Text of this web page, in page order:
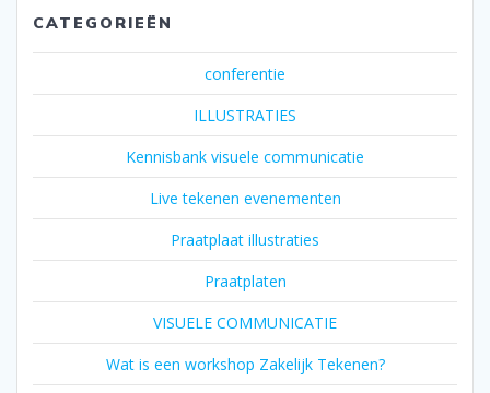
CATEGORIEËN
conferentie
ILLUSTRATIES
Kennisbank visuele communicatie
Live tekenen evenementen
Praatplaat illustraties
Praatplaten
VISUELE COMMUNICATIE
Wat is een workshop Zakelijk Tekenen?